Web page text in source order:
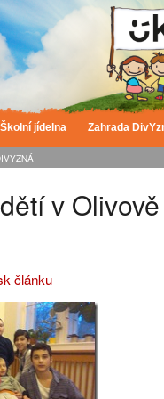
jídelna Zahrada
v
článku